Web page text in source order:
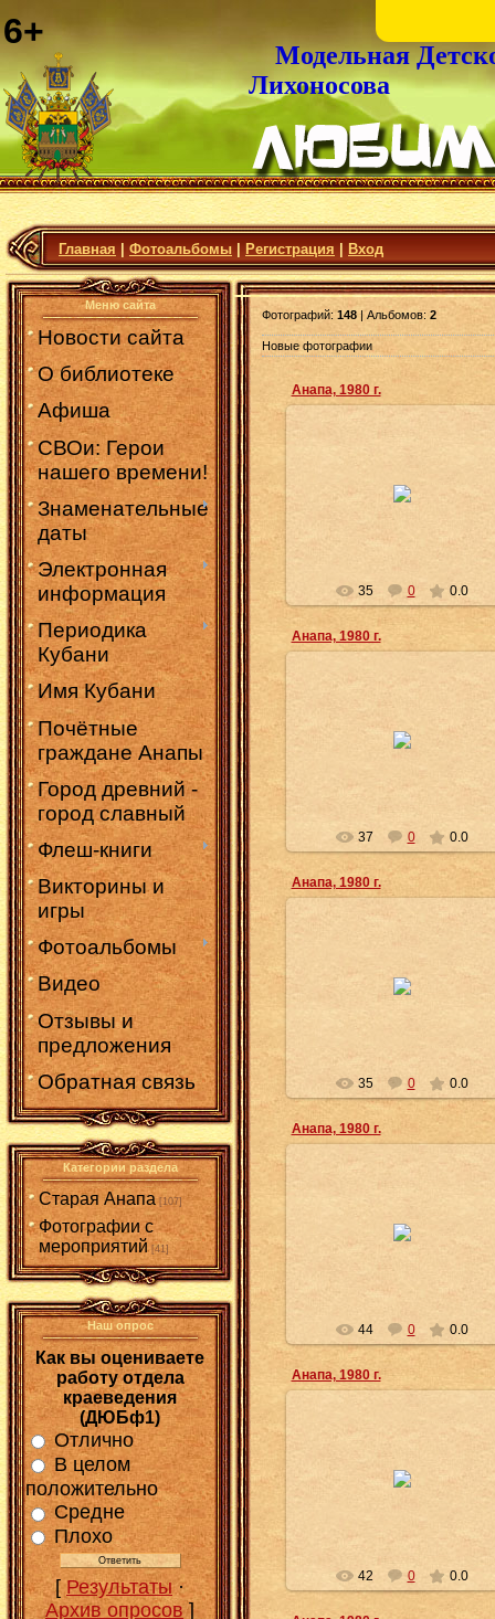
6+
Модельная
Лихоносова
Главная Фотоальбомы Регистрация Вход
Меню сайта
Новости сайта
О библиотеке
Афиша
СВОи: Герои
нашего времени!
Знаменательные
даты
Электронная
информация
Периодика
Кубани
Имя Кубани
Почётные
граждане Анапы
Город древний -
город славный
Флеш-книги
Викторины и
игры
Фотоальбомы
Видео
Отзывы и
предложения
Обратная связь
Категории раздела
Старая Анапа [107]
Фотографии с
мероприятий [41]
Наш опрос
Как вы оцениваете
работу отдела
краеведения
(ДЮБф1)
Отлично
В целом
положительно
Средне
Плохо
[Результаты·
Архив опросов]
Фотографий:148 | Альбомов: 2
Новые фотографии
Анапа, 1980 г.
годов из книги «Анапа:
фотоальбом». – Москва, 1985. –
djubf1
35 0 0.0
Анапа, 1980 г.
годов из книги «Анапа:
фотоальбом». – Москва, 1985. –
djubf1
37 0 0.0
Анапа, 1980 г.
годов из книги «Анапа:
фотоальбом». – Москва, 1985. –
35 0 0.0
Анапа, 1980 г.
годов из книги «Анапа:
фотоальбом». – Москва, 1985. –
44 0 0.0
Анапа, 1980 г.
годов из книги «Анапа:
фотоальбом». – Москва, 1985. –
42 0 0.0